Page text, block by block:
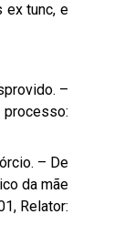
ex tunc, e
–
processo:
– De
da mãe
Relator: